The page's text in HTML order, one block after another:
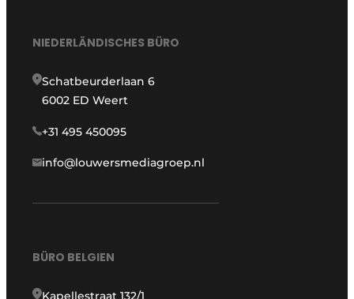
NIEDERLÄNDISCHES BÜRO
Schatbeurderlaan 6
6002 ED Weert
+31 495 450095
info@louwersmediagroep.nl
BÜRO BELGIEN
Kapellestraat 132/1